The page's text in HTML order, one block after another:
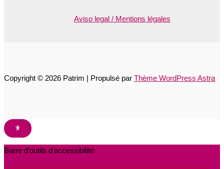
Aviso legal / Mentions légales
Copyright © 2026 Patrim | Propulsé par Thème WordPress Astra
Barre d’outils d’accessibilité